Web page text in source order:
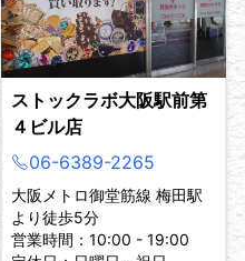
ストックラボ大阪駅前第
４ビル店
06-6389-2265
大阪メトロ御堂筋線 梅田駅
より徒歩5分
営業時間：10:00 - 19:00